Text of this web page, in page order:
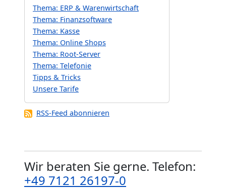
Thema: ERP & Warenwirtschaft
Thema: Finanzsoftware
Thema: Kasse
Thema: Online Shops
Thema: Root-Server
Thema: Telefonie
Tipps & Tricks
Unsere Tarife
RSS-Feed abonnieren
Wir beraten Sie gerne. Telefon:
+49 7121 26197-0